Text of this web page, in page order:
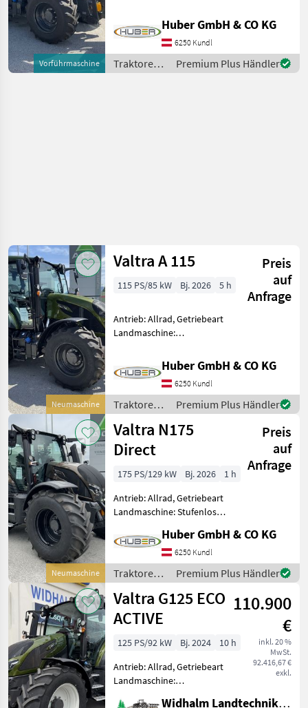
Vorführmaschine
Plattform: Kabine,
Zapfwellendrehzahl:
540/540E/1000,
Höchstgeschwindigkeit in
km/h: 40 km/h, Aufladung:
Huber GmbH & CO KG
6250 Kundl
Traktoren /
Valtra
Premium Plus Händler
Neumaschine
Valtra A 115
Preis
auf
Anfrage
115 PS/85 kW Bj. 2026 5 h
Antrieb: Allrad, Getriebeart
Landmaschine:
Plattform: Kabine,
Zapfwellendrehzahl:
540/540E/1000,
Höchstgeschwindigkeit in
km/h: 40 km/h, Aufladung:
Tu
Huber GmbH & CO KG
6250 Kundl
Traktoren /
Valtra
Premium Plus Händler
Neumaschine
Valtra N175
Direct
Preis
auf
Anfrage
175 PS/129 kW Bj. 2026
1 h
Antrieb: Allrad, Getriebeart
Landmaschine: Stufenloses
Zapfwellendrehzahl:
540/540E/1000,
Höchstgeschwindigkeit in
km/h: 50 km/h, Aufladung:
Huber GmbH & CO KG
6250 Kundl
Traktoren /
Valtra
Premium Plus Händler
Valtra G125 ECO
ACTIVE
110.900
€
inkl. 20 %
MwSt.
92.416,67 €
exkl.
125 PS/92 kW Bj. 2024
10 h
Antrieb: Allrad, Getriebeart
Landmaschine:
Widhalm Landtechnik GmbH